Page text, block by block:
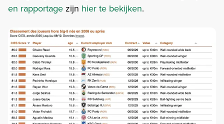
en rapportage zijn hier te bekijken.